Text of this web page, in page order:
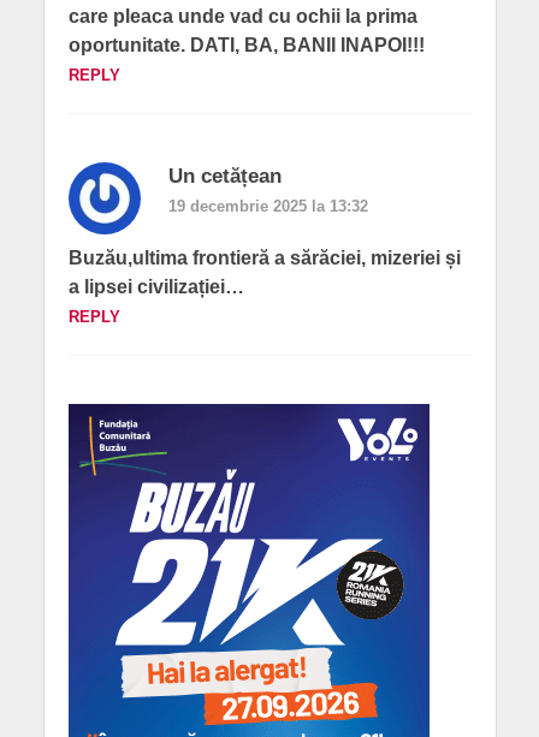
care pleaca unde vad cu ochii la prima
oportunitate. DATI, BA, BANII INAPOI!!!
REPLY
Un cetățean
19 decembrie 2025 la 13:32
Buzău,ultima frontieră a sărăciei, mizeriei și
a lipsei civilizației…
REPLY